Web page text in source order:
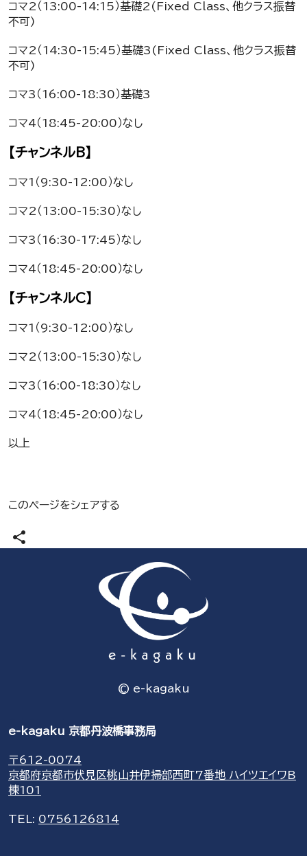
コマ2（13:00-14:15）基礎2(Fixed Class、他クラス振替
不可)
コマ2（14:30-15:45）基礎3(Fixed Class、他クラス振替
不可)
コマ3（16:00-18:30）基礎3
コマ4（18:45-20:00）なし
【チャンネルB】
コマ1（9:30-12:00）なし
コマ2（13:00-15:30）なし
コマ3（16:30-17:45）なし
コマ4（18:45-20:00）なし
【チャンネルC】
コマ1（9:30-12:00）なし
コマ2（13:00-15:30）なし
コマ3（16:00-18:30）なし
コマ4（18:45-20:00）なし
以上
このページをシェアする
share
© e-kagaku
e-kagaku 京都丹波橋事務局
〒612-0074
京都府京都市伏見区桃山井伊掃部西町7番地 ハイツエイワB
棟101
TEL: 0756126814